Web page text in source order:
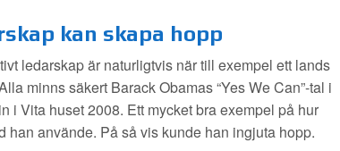
kan skapa hopp
ledarskap är naturligtvis när till exempel ett lands
minns säkert Barack Obamas “Yes We Can”-tal i
i Vita huset 2008. Ett mycket bra exempel på hur
han använde. På så vis kunde han ingjuta hopp.